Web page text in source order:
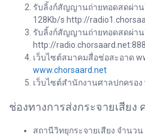
รับลิ้งก์สัญญานถ่ายทอดสดผ่าน
128Kb/s http://
รับลิ้งก์สัญญานถ่ายทอดสดผ่าน
http://
เว็บไซต์สมาคมสื่อช่อสะอาด
www.chorsaard.net
เว็บไซต์สำนักงานศาลปกครอง
ช่องทางการส่งกระจายเสีย
สถานีวิทยุกระจายเสียง จำนว